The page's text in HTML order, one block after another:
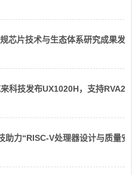
芯片技术与生态体系研究成果发
科技发布UX1020H，支持
助力“RISC-V处理器设计与质量